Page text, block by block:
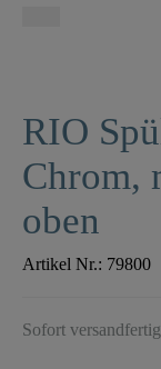
RIO
Chrom,
oben
Artikel Nr.: 79800
Sofort